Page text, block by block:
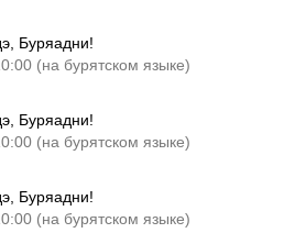
Буряадни!
(на бурятском языке)
Буряадни!
(на бурятском языке)
Буряадни!
(на бурятском языке)